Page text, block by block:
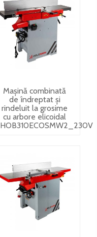
Mașină combinată
de îndreptat și
rindeluit la grosime
cu arbore elicoidal
HOB310ECOSMW2_230V